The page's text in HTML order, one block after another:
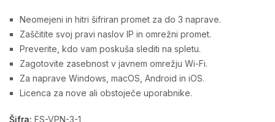
Neomejeni in hitri šifriran promet za do 3 naprave.
Zaščitite svoj pravi naslov IP in omrežni promet.
Preverite, kdo vam poskuša slediti na spletu.
Zagotovite zasebnost v javnem omrežju Wi-Fi.
Za naprave Windows, macOS, Android in iOS.
Licenca za nove ali obstoječe uporabnike.
Šifra: FS-VPN-3-1